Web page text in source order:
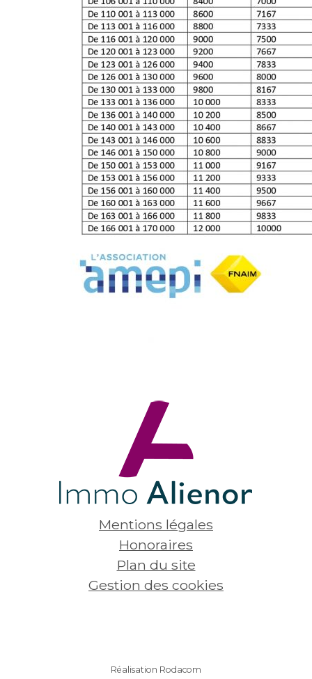
Mentions légales
Honoraires
Plan du site
Gestion des cookies
Réalisation Rodacom